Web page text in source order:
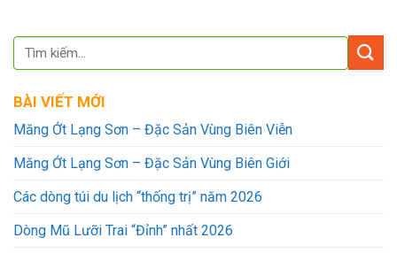
BÀI VIẾT MỚI
Măng Ớt Lạng Sơn – Đặc Sản Vùng Biên Viễn
Măng Ớt Lạng Sơn – Đặc Sản Vùng Biên Giới
Các dòng túi du lịch “thống trị” năm 2026
Dòng Mũ Lưỡi Trai “Đỉnh” nhất 2026